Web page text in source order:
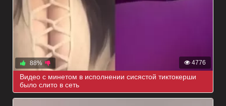
4776
88%
Видео с минетом в исполнении сисястой тиктокерши
было слито в сеть